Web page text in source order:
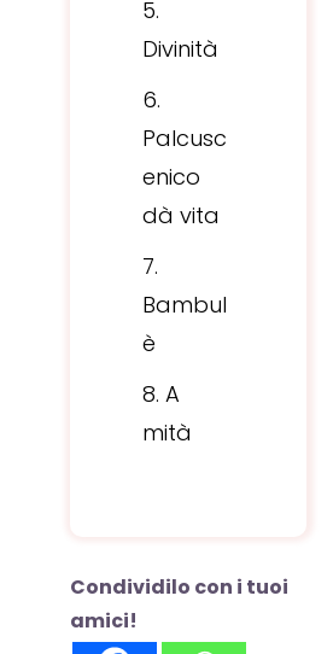
Divinità
Palcusc
enico
dà vita
Bambul
è
A
mità
Condividilo con i tuoi
amici!